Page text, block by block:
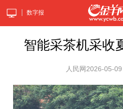
数字报
智能采茶机采收
人民网2026-05-